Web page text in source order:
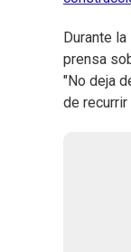
Durante
prensa
"No deja
de recurrir